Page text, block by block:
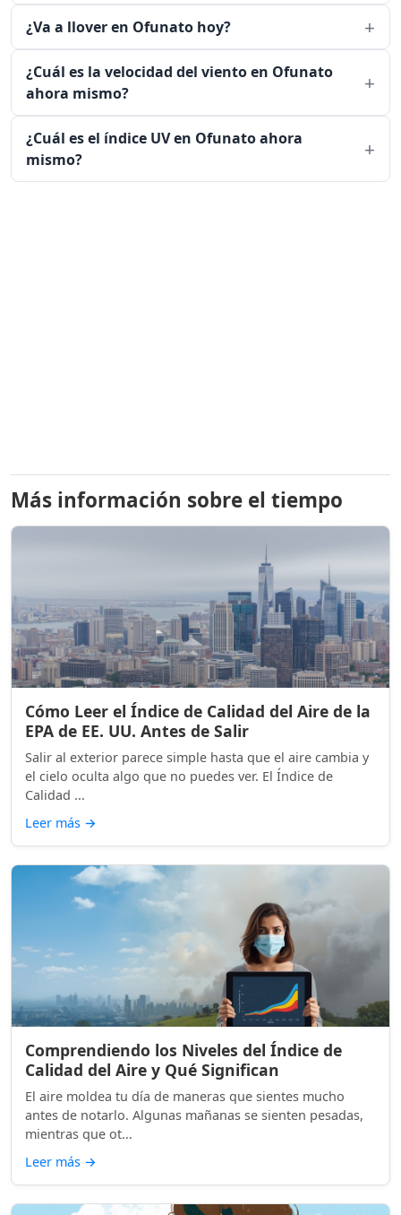
¿Va a llover en Ofunato hoy?
¿Cuál es la velocidad del viento en Ofunato
ahora mismo?
¿Cuál es el índice UV en Ofunato ahora
mismo?
Más información sobre el tiempo
Cómo Leer el Índice de Calidad del Aire de la
EPA de EE. UU. Antes de Salir
Salir al exterior parece simple hasta que el aire cambia y
el cielo oculta algo que no puedes ver. El Índice de
Calidad ...
Leer más →
Comprendiendo los Niveles del Índice de
Calidad del Aire y Qué Significan
El aire moldea tu día de maneras que sientes mucho
antes de notarlo. Algunas mañanas se sienten pesadas,
mientras que ot...
Leer más →